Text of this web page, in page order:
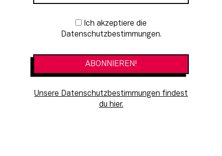
Newsletter-Anmeldung
Datenschutzbestimmungen.
Unsere Datenschutzbestimmungen findest
du hier.